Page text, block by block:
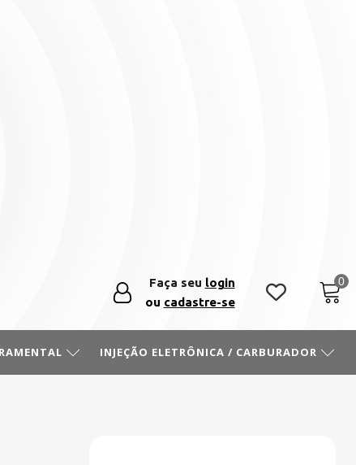
Faça seu login
ou cadastre-se
INJEÇÃO ELETRÔNICA / CARBURADOR